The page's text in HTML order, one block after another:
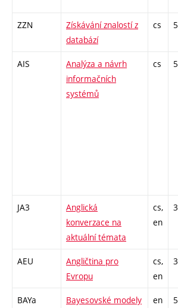
ZZN
Získávání znalostí z
databází
cs 5
AIS
Analýza a návrh
informačních
systémů
cs 5
JA3
Anglická
konverzace na
aktuální témata
cs,
en
3
AEU
Angličtina pro
Evropu
cs,
en
3
BAYa Bayesovské modely en 5